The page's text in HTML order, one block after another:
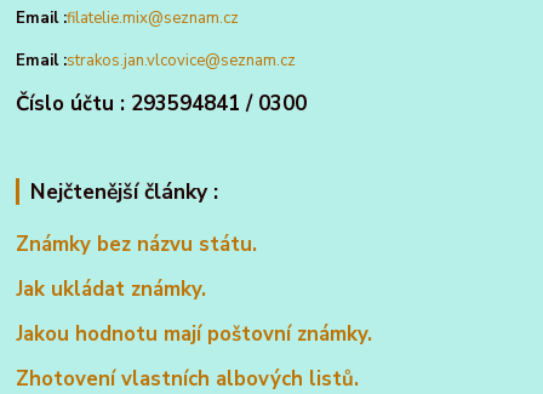
Email :filatelie.mix@seznam.cz
Email :strakos.jan.vlcovice@seznam.cz
Číslo účtu : 293594841 / 0300
Nejčtenější články :
Známky bez názvu státu.
Jak ukládat známky.
Jakou hodnotu mají poštovní známky.
Zhotovení vlastních albových listů.